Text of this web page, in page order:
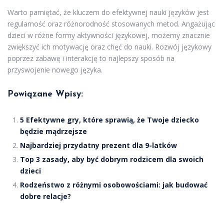
Warto pamiętać, że kluczem do efektywnej nauki języków jest
regularność oraz różnorodność stosowanych metod. Angażując
dzieci w różne formy aktywności językowej, możemy znacznie
zwiększyć ich motywację oraz chęć do nauki. Rozwój językowy
poprzez zabawę i interakcję to najlepszy sposób na
przyswojenie nowego języka.
Powiązane Wpisy:
5 Efektywne gry, które sprawią, że Twoje dziecko
będzie mądrzejsze
Najbardziej przydatny prezent dla 9-latków
Top 3 zasady, aby być dobrym rodzicem dla swoich
dzieci
Rodzeństwo z różnymi osobowościami: jak budować
dobre relacje?